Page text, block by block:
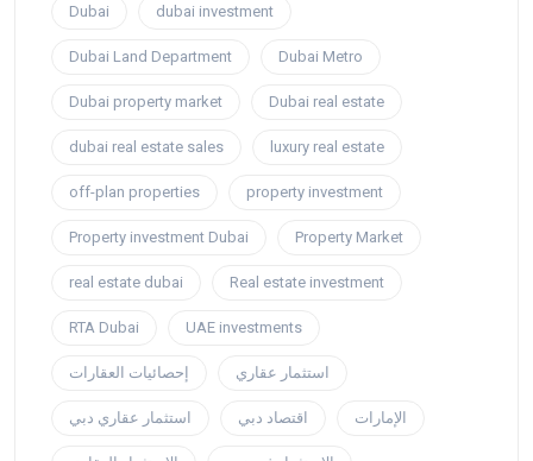
Dubai dubai investment
Dubai Land Department Dubai Metro
Dubai property market Dubai real estate
dubai real estate sales luxury real estate
off-plan properties property investment
Property investment Dubai Property Market
real estate dubai Real estate investment
RTA Dubai UAE investments
إحصائيات العقارات استثمار عقاري
استثمار عقاري دبي اقتصاد دبي الإمارات